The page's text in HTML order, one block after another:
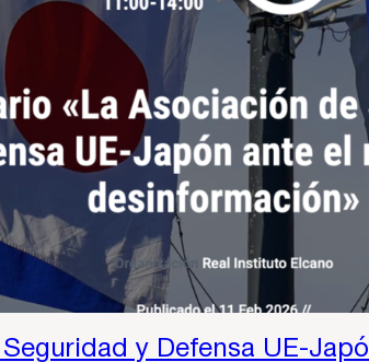
y Defensa UE-